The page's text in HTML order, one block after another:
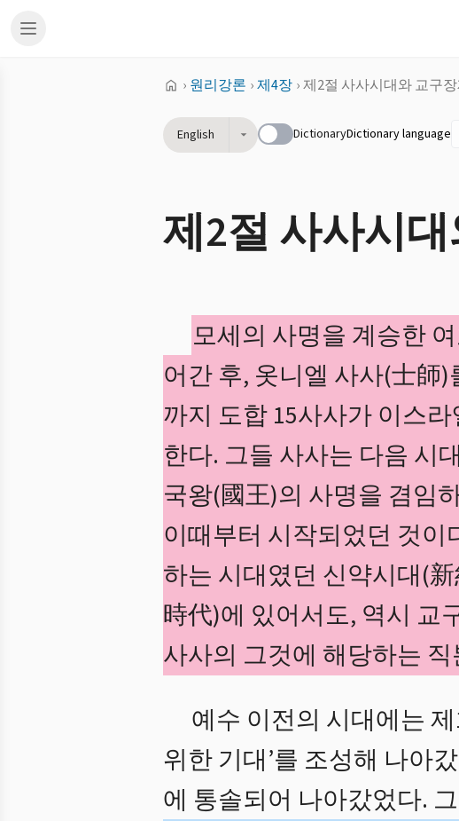
› 원리강론 ›제4장 ›제2절 사사시대와 교구
English DictionaryDictionary language
제2절 사사시
모세의 사명을 계승한
어간 후, 옷니엘 사사(士師
까지 도합 15사사가 이스
한다. 그들 사사는 다음 시
국왕(國王)의 사명을 겸임
이때부터 시작되었던 것
하는 시대였던 신약시대(
時代)에 있어서도, 역시 교
사사의 그것에 해당하는
예수 이전의 시대에는
위한 기대’를 조성해 나아
에 통솔되어 나아갔었다.